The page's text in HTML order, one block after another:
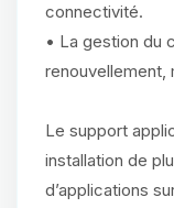
connectivité.
• La gestion du
renouvellement,
Le support
installation de
d’applications